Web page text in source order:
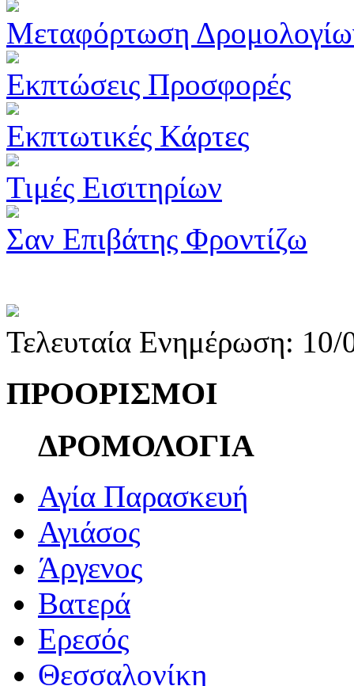
Μεταφόρτωση
Εκπτώσεις Προσφορές
Εκπτωτικές Κάρτες
Τιμές Εισιτηρίων
Σαν Επιβάτης Φροντίζω
Τελευταία Ενημέρωση:
ΠΡΟΟΡΙΣΜΟΙ
ΔΡΟΜΟΛΟΓΙΑ
Αγία Παρασκευή
Αγιάσος
Άργενος
Βατερά
Ερεσός
Θεσσαλονίκη